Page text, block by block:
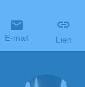
E-mail Lien